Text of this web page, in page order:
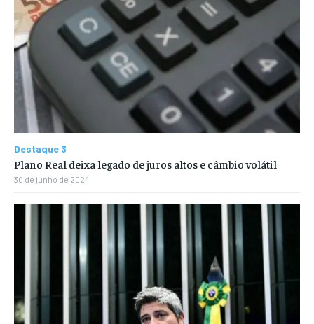
Destaque 3
Plano Real deixa legado de juros altos e câmbio volátil
30 de junho de 2024